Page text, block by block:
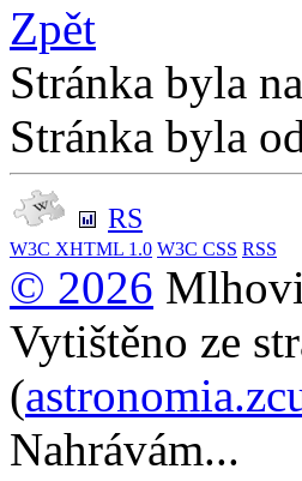
Zpět
Stránka byla
Stránka byla
RS
W3C XHTML 1.0 W3C CSS RSS
© 2026
Vytištěno ze
(
Nahrávám...